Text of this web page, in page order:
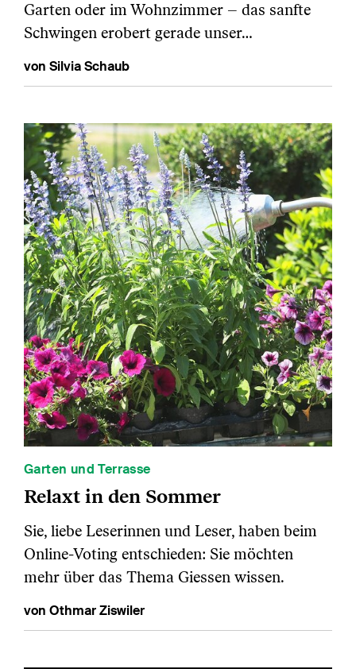
Garten oder im Wohnzimmer – das sanfte
Schwingen erobert gerade unser…
von Silvia Schaub
Garten und Terrasse
Relaxt in den Sommer
Sie, liebe Leserinnen und Leser, haben beim
Online-Voting entschieden: Sie möchten
mehr über das Thema Giessen wissen.
von Othmar Ziswiler